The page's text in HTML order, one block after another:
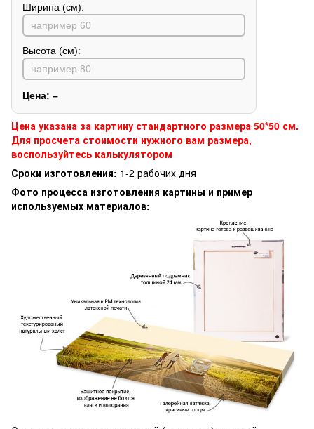
Ширина (см):
Высота (см):
Цена: –
Цена указана за картину стандартного размера 50*50 см.
Для просчета стоимости нужного вам размера,
воспользуйтесь калькулятором
Сроки изготовления: 1-2 рабочих дня
Фото процесса изготовления картины и пример
используемых материалов: